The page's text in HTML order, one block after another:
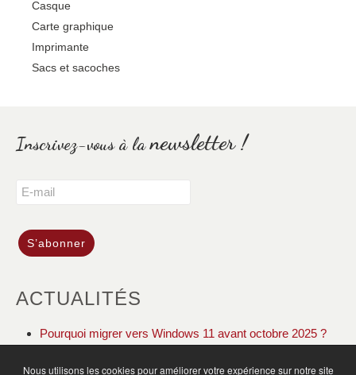
Casque
Carte graphique
Imprimante
Sacs et sacoches
Inscrivez-vous à lanewsletter !
ACTUALITÉS
Pourquoi migrer vers Windows 11 avant octobre 2025 ?
Nous utilisons les cookies pour améliorer votre expérience sur notre site